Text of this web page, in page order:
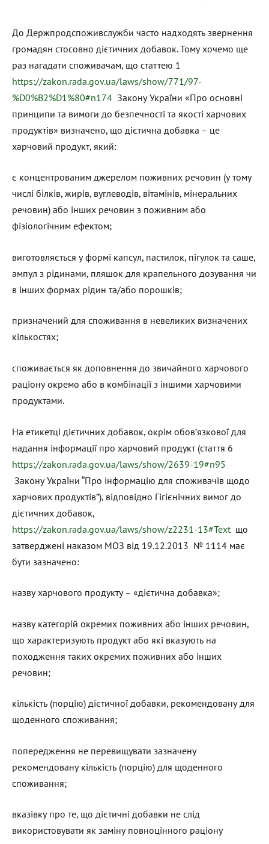
До Держпродспоживслужби часто надходять звернення
громадян стосовно дієтичних добавок. Тому хочемо ще
раз нагадати споживачам, що статтею 1
https://zakon.rada.gov.ua/laws/show/771/97-
%D0%B2%D1%80#n174 Закону України «Про основні
принципи та вимоги до безпечності та якості харчових
продуктів» визначено, що дієтична добавка – це
харчовий продукт, який:
є концентрованим джерелом поживних речовин (у тому
числі білків, жирів, вуглеводів, вітамінів, мінеральних
речовин) або інших речовин з поживним або
фізіологічним ефектом;
виготовляється у формі капсул, пастилок, пігулок та саше,
ампул з рідинами, пляшок для крапельного дозування чи
в інших формах рідин та/або порошків;
призначений для споживання в невеликих визначених
кількостях;
споживається як доповнення до звичайного харчового
раціону окремо або в комбінації з іншими харчовими
продуктами.
На етикетці дієтичних добавок, окрім обов’язкової для
надання інформації про харчовий продукт (стаття 6
https://zakon.rada.gov.ua/laws/show/2639-19#n95
Закону України “Про інформацію для споживачів щодо
харчових продуктів”), відповідно Гігієнічних вимог до
дієтичних добавок,
https://zakon.rada.gov.ua/laws/show/z2231-13#Text що
затверджені наказом МОЗ від 19.12.2013 № 1114 має
бути зазначено:
назву харчового продукту – «дієтична добавка»;
назву категорій окремих поживних або інших речовин,
що характеризують продукт або які вказують на
походження таких окремих поживних або інших
речовин;
кількість (порцію) дієтичної добавки, рекомендовану для
щоденного споживання;
попередження не перевищувати зазначену
рекомендовану кількість (порцію) для щоденного
споживання;
вказівку про те, що дієтичні добавки не слід
використовувати як заміну повноцінного раціону